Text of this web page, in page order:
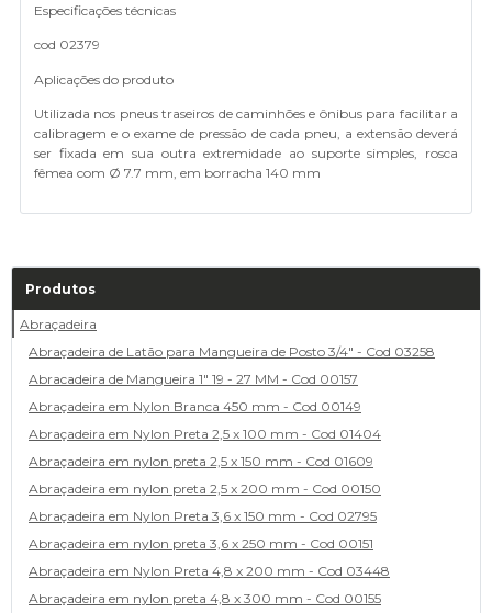
Especificações técnicas
cod 02379
Aplicações do produto
Utilizada nos pneus traseiros de caminhões e ônibus para facilitar a
calibragem e o exame de pressão de cada pneu, a extensão deverá
ser fixada em sua outra extremidade ao suporte simples, rosca
fêmea com Ø 7.7 mm, em borracha 140 mm
Produtos
Abraçadeira
Abraçadeira de Latão para Mangueira de Posto 3/4" - Cod 03258
Abracadeira de Mangueira 1" 19 - 27 MM - Cod 00157
Abraçadeira em Nylon Branca 450 mm - Cod 00149
Abraçadeira em Nylon Preta 2,5 x 100 mm - Cod 01404
Abraçadeira em nylon preta 2,5 x 150 mm - Cod 01609
Abraçadeira em nylon preta 2,5 x 200 mm - Cod 00150
Abraçadeira em Nylon Preta 3,6 x 150 mm - Cod 02795
Abraçadeira em nylon preta 3,6 x 250 mm - Cod 00151
Abraçadeira em Nylon Preta 4,8 x 200 mm - Cod 03448
Abraçadeira em nylon preta 4,8 x 300 mm - Cod 00155